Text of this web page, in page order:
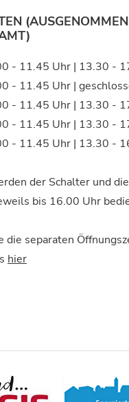
(AUSGENOMMEN
- 11.45 Uhr | 13.30 -
- 11.45 Uhr |
- 11.45 Uhr | 13.30 -
- 11.45 Uhr | 13.30 -
- 11.45 Uhr | 13.30 -
der Schalter und die
bis 16.00 Uhr
die separaten
hier